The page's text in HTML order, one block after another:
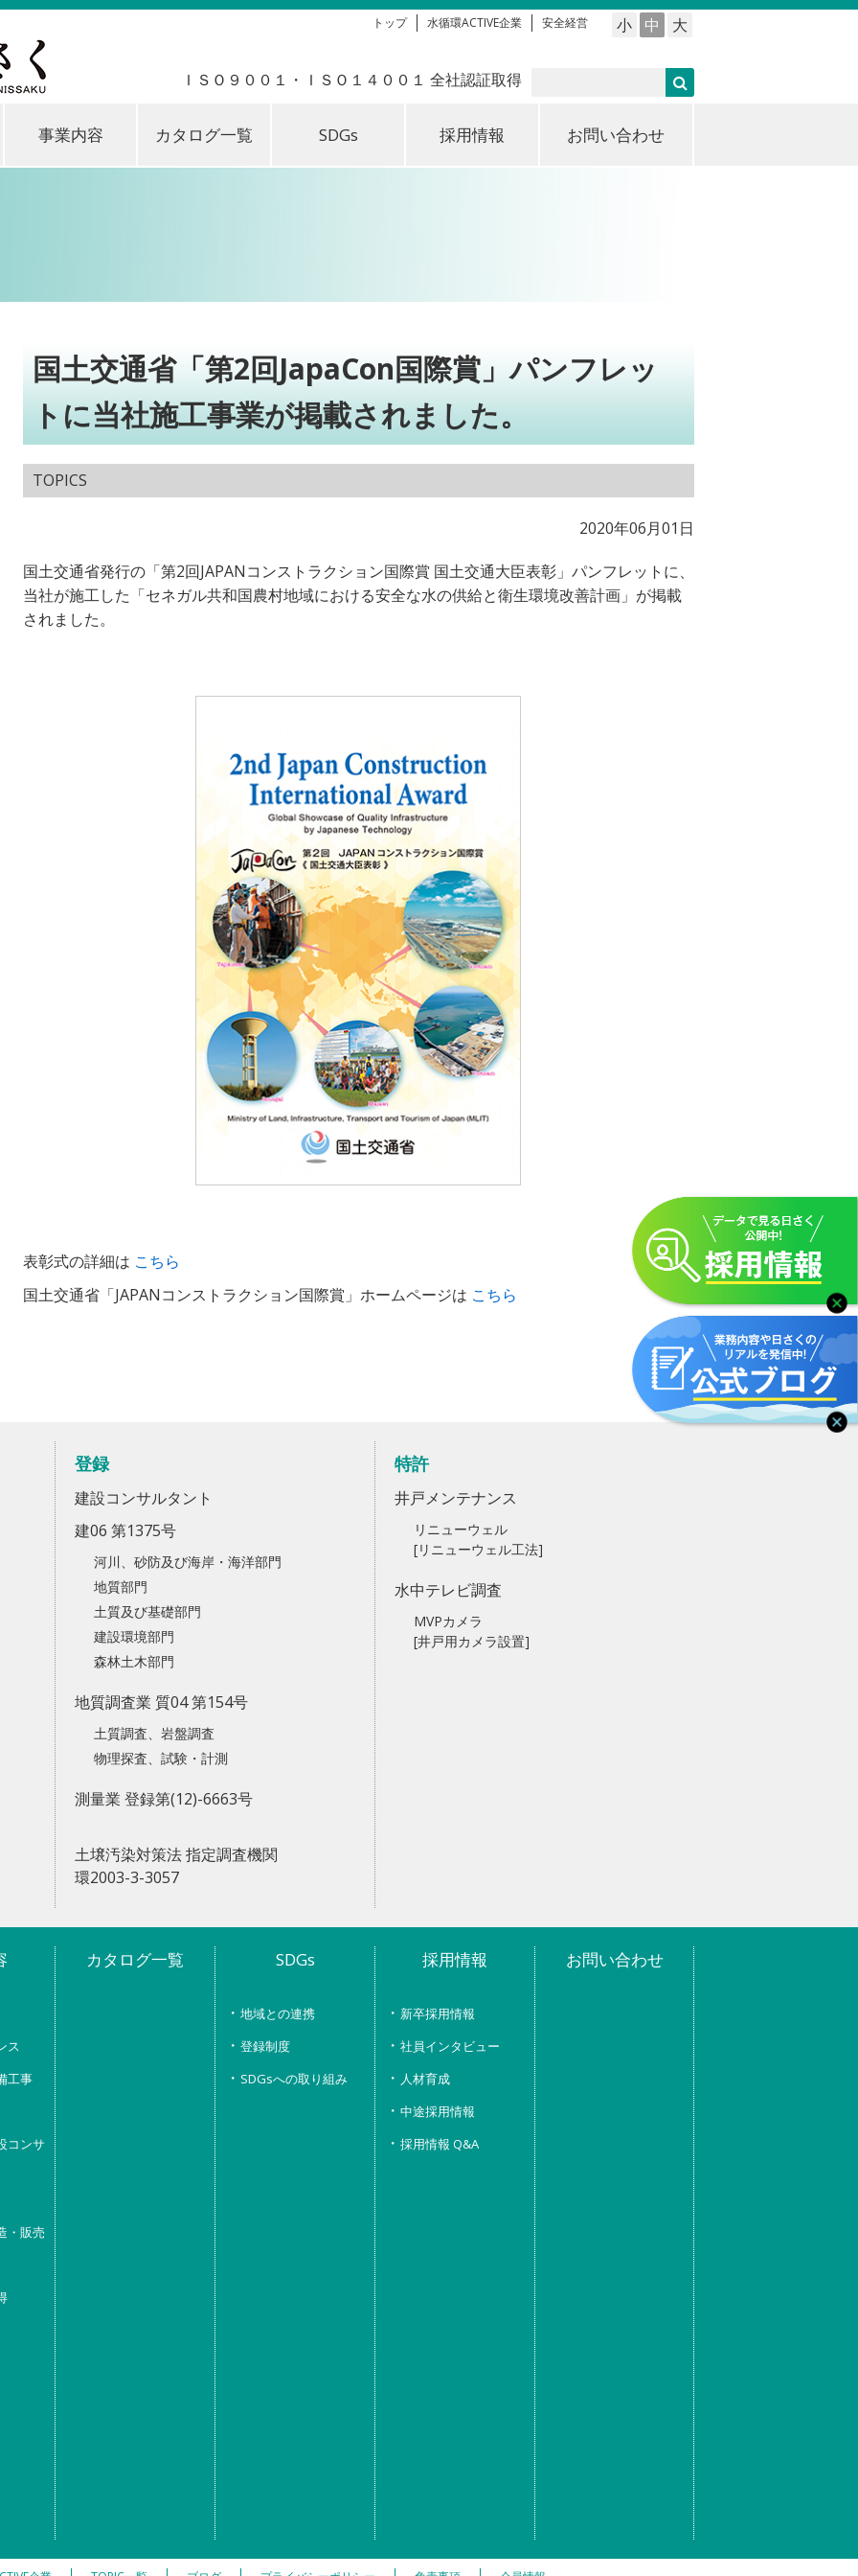
小 中 大
トップ 水循環ACTIVE企業 安全経営
ＩＳＯ９００１・ＩＳＯ１４００１ 全社認証取得
事業内容 カタログ一覧 SDGs 採用情報 お問い合わせ
国土交通省「第2回JapaCon国際賞」パンフレッ
トに当社施工事業が掲載されました。
TOPICS
2020年06月01日
国土交通省発行の「第2回JAPANコンストラクション国際賞 国土交通大臣表彰」パンフレットに、
当社が施工した「セネガル共和国農村地域における安全な水の供給と衛生環境改善計画」が掲載
されました。
表彰式の詳細は こちら
国土交通省「JAPANコンストラクション国際賞」ホームページは こちら
登録
建設コンサルタント
建06 第1375号
河川、砂防及び海岸・海洋部門
地質部門
土質及び基礎部門
建設環境部門
森林土木部門
地質調査業 質04 第154号
土質調査、岩盤調査
物理探査、試験・計測
測量業 登録第(12)-6663号
土壌汚染対策法 指定調査機関
環2003-3-3057
特許
井戸メンテナンス
リニューウェル
[リニューウェル工法]
水中テレビ調査
MVPカメラ
[井戸用カメラ設置]
ス
工事
コンサ
・販売
カタログ一覧 SDGs
地域との連携
登録制度
SDGsへの取り組み
採用情報
新卒採用情報
社員インタビュー
人材育成
中途採用情報
採用情報 Q&A
お問い合わせ